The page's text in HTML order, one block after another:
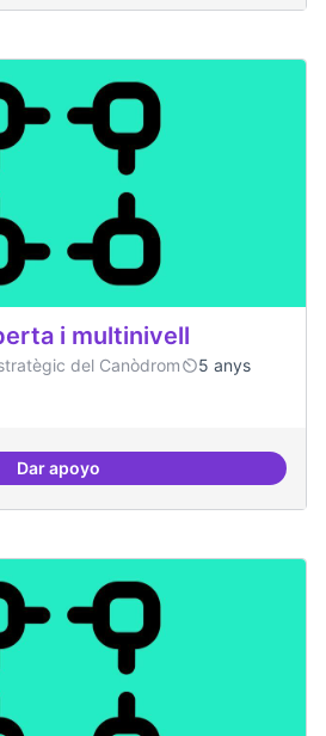
i multinivell
del Canòdrom
5 anys
Dar apoyoGovernança oberta i multinivell